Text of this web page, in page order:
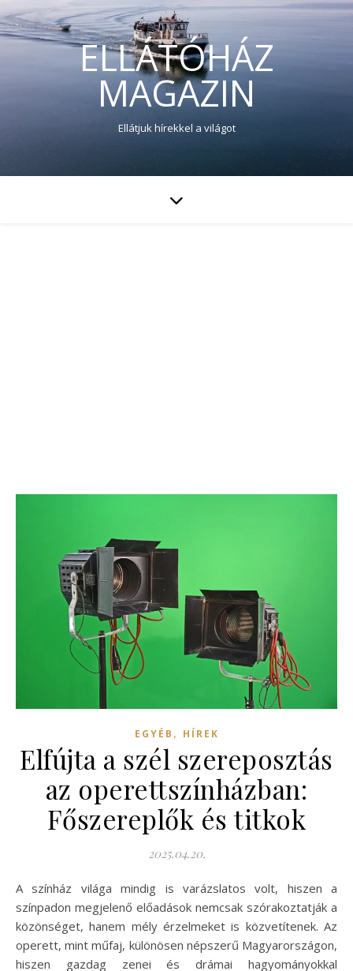
ELLÁTÓHÁZ
MAGAZIN
Ellátjuk hírekkel a világot
EGYÉB , HÍREK
Elfújta a szél szereposztás
az operettszínházban:
Főszereplők és titkok
2025.04.20.
A színház világa mindig is varázslatos volt, hiszen a
színpadon megjelenő előadások nemcsak szórakoztatják a
közönséget, hanem mély érzelmeket is közvetítenek. Az
operett, mint műfaj, különösen népszerű Magyarországon,
hiszen gazdag zenei és drámai hagyományokkal